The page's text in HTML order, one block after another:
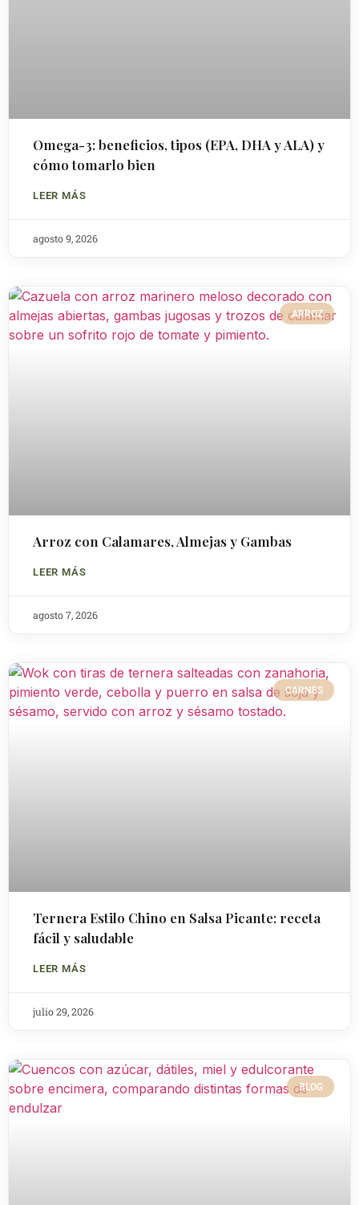
Omega-3: beneficios, tipos (EPA, DHA y ALA) y
cómo tomarlo bien
LEER MÁS
agosto 9, 2026
ARROZ
Arroz con Calamares, Almejas y Gambas
LEER MÁS
agosto 7, 2026
CARNES
Ternera Estilo Chino en Salsa Picante: receta
fácil y saludable
LEER MÁS
julio 29, 2026
BLOG